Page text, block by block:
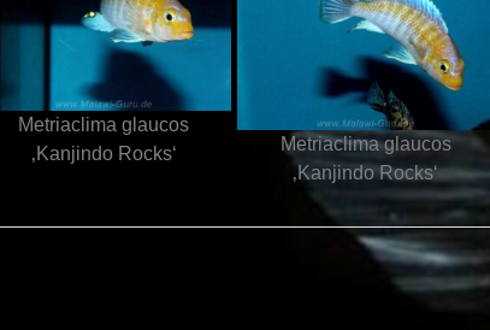
Metriaclima glaucos
‚Kanjindo Rocks‘
Metriaclima glaucos
‚Kanjindo Rocks‘